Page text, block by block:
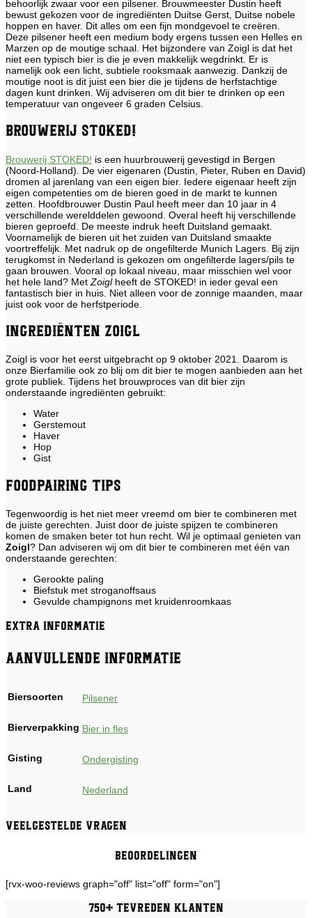
behoorlijk zwaar voor een pilsener. Brouwmeester Dustin heeft
bewust gekozen voor de ingrediënten Duitse Gerst, Duitse nobele
hoppen en haver. Dit alles om een fijn mondgevoel te creëren.
Deze pilsener heeft een medium body ergens tussen een Helles en
Marzen op de moutige schaal. Het bijzondere van Zoigl is dat het
niet een typisch bier is die je even makkelijk wegdrinkt. Er is
namelijk ook een licht, subtiele rooksmaak aanwezig. Dankzij de
moutige noot is dit juist een bier die je tijdens de herfstachtige
dagen kunt drinken. Wij adviseren om dit bier te drinken op een
temperatuur van ongeveer 6 graden Celsius.
Brouwerij STOKED!
Brouwerij STOKED! is een huurbrouwerij gevestigd in Bergen
(Noord-Holland). De vier eigenaren (Dustin, Pieter, Ruben en David)
dromen al jarenlang van een eigen bier. Iedere eigenaar heeft zijn
eigen competenties om de bieren goed in de markt te kunnen
zetten. Hoofdbrouwer Dustin Paul heeft meer dan 10 jaar in 4
verschillende werelddelen gewoond. Overal heeft hij verschillende
bieren geproefd. De meeste indruk heeft Duitsland gemaakt.
Voornamelijk de bieren uit het zuiden van Duitsland smaakte
voortreffelijk. Met nadruk op de ongefilterde Munich Lagers. Bij zijn
terugkomst in Nederland is gekozen om ongefilterde lagers/pils te
gaan brouwen. Vooral op lokaal niveau, maar misschien wel voor
het hele land? Met Zoiglheeft de STOKED! in ieder geval een
fantastisch bier in huis. Niet alleen voor de zonnige maanden, maar
juist ook voor de herfstperiode.
Ingrediënten Zoigl
Zoigl is voor het eerst uitgebracht op 9 oktober 2021. Daarom is
onze Bierfamilie ook zo blij om dit bier te mogen aanbieden aan het
grote publiek. Tijdens het brouwproces van dit bier zijn
onderstaande ingrediënten gebruikt:
Water
Gerstemout
Haver
Hop
Gist
Foodpairing tips
Tegenwoordig is het niet meer vreemd om bier te combineren met
de juiste gerechten. Juist door de juiste spijzen te combineren
komen de smaken beter tot hun recht. Wil je optimaal genieten van
Zoigl? Dan adviseren wij om dit bier te combineren met één van
onderstaande gerechten:
Gerookte paling
Biefstuk met stroganoffsaus
Gevulde champignons met kruidenroomkaas
Extra informatie
Aanvullende informatie
Biersoorten Pilsener
Bierverpakking Bier in fles
Gisting Ondergisting
Land Nederland
Veelgestelde vragen
Beoordelingen
[rvx-woo-reviews graph="off" list="off" form="on"]
750+ tevreden klanten